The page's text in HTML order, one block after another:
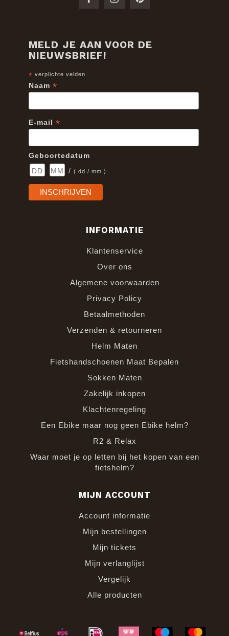
MELD JE AAN VOOR DE
NIEUWSBRIEF!
* verplichte velden
Naam *
E-mail *
Geboortedatum
/ ( dd / mm )
INFORMATIE
Klantenservice
Over ons
Algemene voorwaarden
Privacy Policy
Betaalmethoden
Verzenden & retourneren
Helm Maten
Fietshandschoenen Maat Bepalen
Sokken Maten
Zakelijk inkopen
Klachtenregeling
Een Ebike maar nog geen Ebike helm?
R2 & Relax
Waar moet je op letten bij het kopen van een
fietshelm?
MIJN ACCOUNT
Account informatie
Mijn bestellingen
Mijn tickets
Mijn verlanglijst
Vergelijk
Alle producten